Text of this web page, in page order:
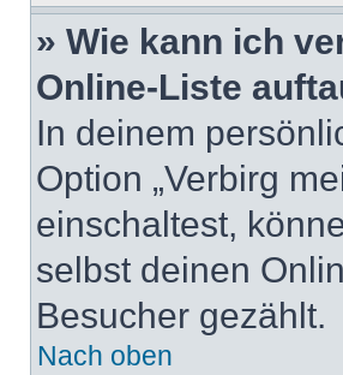
» Wie kann ich
Online-Liste
In deinem
Option „Verbirg
einschaltest,
selbst deinen
Besucher gezählt.
Nach oben